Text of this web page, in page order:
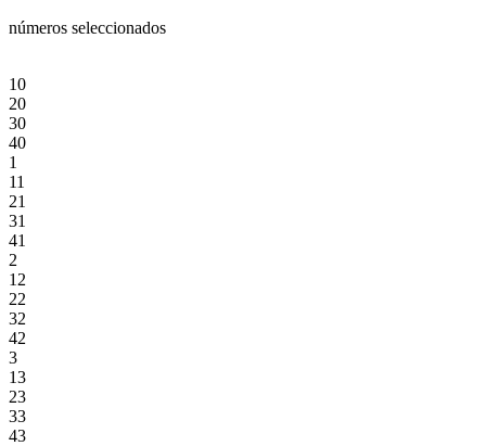
números seleccionados
10
20
30
40
1
11
21
31
41
2
12
22
32
42
3
13
23
33
43